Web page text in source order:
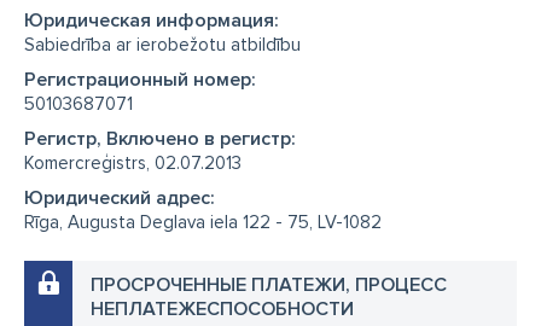
Юридическая информация:
Sabiedrība ar ierobežotu atbildību
Регистрационный номер:
50103687071
Регистр, Включено в регистр:
Komercreģistrs, 02.07.2013
Юридический адрес:
Rīga, Augusta Deglava iela 122 - 75, LV-1082
ПРОСРОЧЕННЫЕ ПЛАТЕЖИ, ПРОЦЕСС
НЕПЛАТЕЖЕСПОСОБНОСТИ